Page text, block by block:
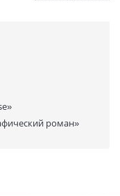
track, and The Kraken
to unraveling a
JFK.
роман»